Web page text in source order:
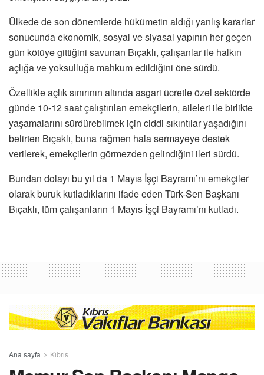
Ülkede de son dönemlerde hükümetin aldığı yanlış kararlar
sonucunda ekonomik, sosyal ve siyasal yapının her geçen
gün kötüye gittiğini savunan Bıçaklı, çalışanlar ile halkın
açlığa ve yoksulluğa mahkum edildiğini öne sürdü.
Özellikle açlık sınırının altında asgari ücretle özel sektörde
günde 10-12 saat çalıştırılan emekçilerin, aileleri ile birlikte
yaşamalarını sürdürebilmek için ciddi sıkıntılar yaşadığını
belirten Bıçaklı, buna rağmen hala sermayeye destek
verilerek, emekçilerin görmezden gelindiğini ileri sürdü.
Bundan dolayı bu yıl da 1 Mayıs İşçi Bayramı’nı emekçiler
olarak buruk kutladıklarını ifade eden Türk-Sen Başkanı
Bıçaklı, tüm çalışanların 1 Mayıs İşçi Bayramı’nı kutladı.
Ana sayfa Kıbrıs